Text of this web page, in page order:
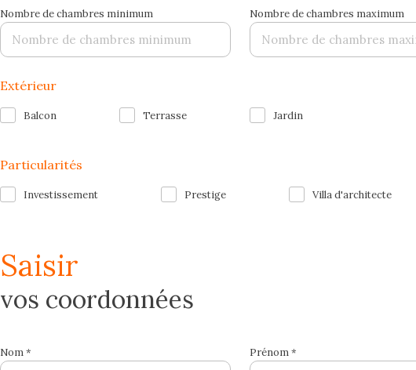
Nombre de chambres minimum Nombre de chambres maximum
Extérieur
Balcon Terrasse Jardin
Particularités
Investissement Prestige Villa d'architecte
saisir
vos coordonnées
Nom * Prénom *